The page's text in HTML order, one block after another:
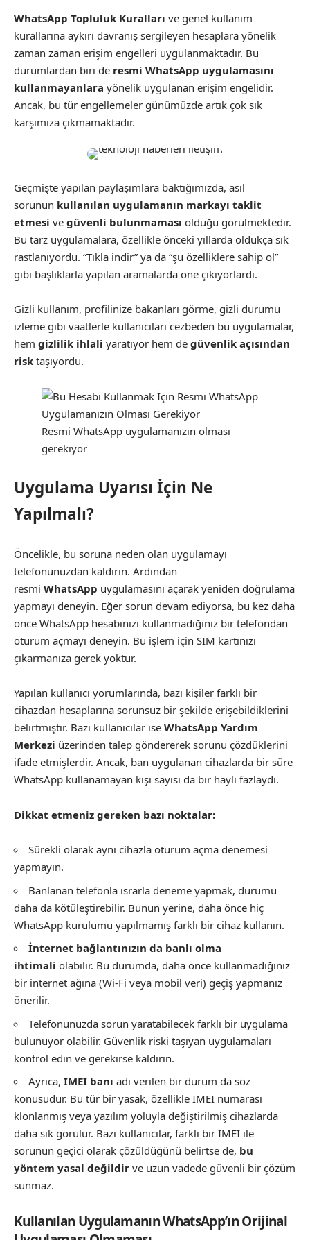
WhatsApp Topluluk Kuralları ve genel kullanım
kurallarına aykırı davranış sergileyen hesaplara yönelik
zaman zaman erişim engelleri uygulanmaktadır. Bu
durumlardan biri de resmi WhatsApp uygulamasını
kullanmayanlara yönelik uygulanan erişim engelidir.
Ancak, bu tür engellemeler günümüzde artık çok sık
karşımıza çıkmamaktadır.
Geçmişte yapılan paylaşımlara baktığımızda, asıl
sorunun kullanılan uygulamanın markayı taklit
etmesi ve güvenli bulunmaması olduğu görülmektedir.
Bu tarz uygulamalara, özellikle önceki yıllarda oldukça sık
rastlanıyordu. “Tıkla indir” ya da “şu özelliklere sahip ol”
gibi başlıklarla yapılan aramalarda öne çıkıyorlardı.
Gizli kullanım, profilinize bakanları görme, gizli durumu
izleme gibi vaatlerle kullanıcıları cezbeden bu uygulamalar,
hem gizlilik ihlali yaratıyor hem de güvenlik açısından
risk taşıyordu.
Resmi WhatsApp uygulamanızın olması
gerekiyor
Uygulama Uyarısı İçin Ne
Yapılmalı?
Öncelikle, bu soruna neden olan uygulamayı
telefonunuzdan kaldırın. Ardından
resmi WhatsApp uygulamasını açarak yeniden doğrulama
yapmayı deneyin. Eğer sorun devam ediyorsa, bu kez daha
önce WhatsApp hesabınızı kullanmadığınız bir telefondan
oturum açmayı deneyin. Bu işlem için SIM kartınızı
çıkarmanıza gerek yoktur.
Yapılan kullanıcı yorumlarında, bazı kişiler farklı bir
cihazdan hesaplarına sorunsuz bir şekilde erişebildiklerini
belirtmiştir. Bazı kullanıcılar ise WhatsApp Yardım
Merkezi üzerinden talep göndererek sorunu çözdüklerini
ifade etmişlerdir. Ancak, ban uygulanan cihazlarda bir süre
WhatsApp kullanamayan kişi sayısı da bir hayli fazlaydı.
Dikkat etmeniz gereken bazı noktalar:
Sürekli olarak aynı cihazla oturum açma denemesi
yapmayın.
Banlanan telefonla ısrarla deneme yapmak, durumu
daha da kötüleştirebilir. Bunun yerine, daha önce hiç
WhatsApp kurulumu yapılmamış farklı bir cihaz kullanın.
İnternet bağlantınızın da banlı olma
ihtimali olabilir. Bu durumda, daha önce kullanmadığınız
bir internet ağına (Wi-Fi veya mobil veri) geçiş yapmanız
önerilir.
Telefonunuzda sorun yaratabilecek farklı bir uygulama
bulunuyor olabilir. Güvenlik riski taşıyan uygulamaları
kontrol edin ve gerekirse kaldırın.
Ayrıca, IMEI banı adı verilen bir durum da söz
konusudur. Bu tür bir yasak, özellikle IMEI numarası
klonlanmış veya yazılım yoluyla değiştirilmiş cihazlarda
daha sık görülür. Bazı kullanıcılar, farklı bir IMEI ile
sorunun geçici olarak çözüldüğünü belirtse de, bu
yöntem yasal değildir ve uzun vadede güvenli bir çözüm
sunmaz.
Kullanılan Uygulamanın WhatsApp’ın Orijinal